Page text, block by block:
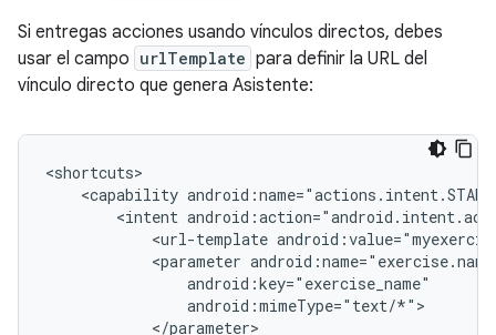
Si entregas acciones usando vínculos directos, debes
usar el campo urlTemplate para definir la URL del
vínculo directo que genera Asistente:
<capability
<intent
<url-template
<parameter